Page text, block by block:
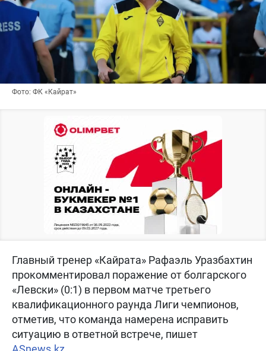
Фото: ФК «Кайрат»
Главный тренер «Кайрата» Рафаэль Уразбахтин
прокомментировал поражение от болгарского
«Левски» (0:1) в первом матче третьего
квалификационного раунда Лиги чемпионов,
отметив, что команда намерена исправить
ситуацию в ответной встрече, пишет